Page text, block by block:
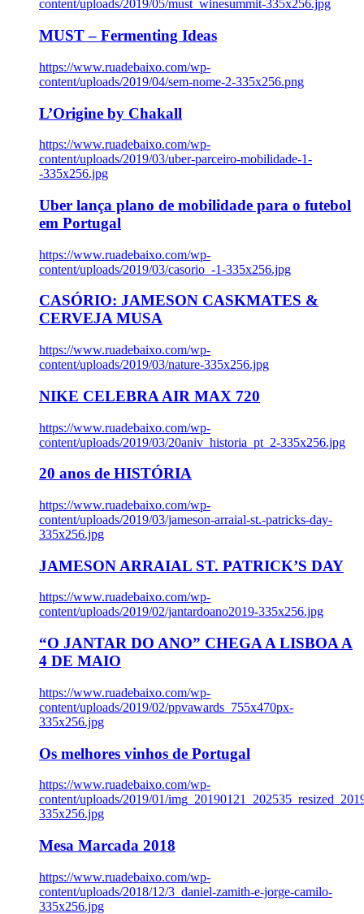
content/uploads/2019/05/must_winesummit-335x256.jpg
MUST – Fermenting Ideas
https://www.ruadebaixo.com/wp-
content/uploads/2019/04/sem-nome-2-335x256.png
L’Origine by Chakall
https://www.ruadebaixo.com/wp-
content/uploads/2019/03/uber-parceiro-mobilidade-1-
-335x256.jpg
Uber lança plano de mobilidade para o futebol
em Portugal
https://www.ruadebaixo.com/wp-
content/uploads/2019/03/casorio_-1-335x256.jpg
CASÓRIO: JAMESON CASKMATES &
CERVEJA MUSA
https://www.ruadebaixo.com/wp-
content/uploads/2019/03/nature-335x256.jpg
NIKE CELEBRA AIR MAX 720
https://www.ruadebaixo.com/wp-
content/uploads/2019/03/20aniv_historia_pt_2-335x256.jpg
20 anos de HISTÓRIA
https://www.ruadebaixo.com/wp-
content/uploads/2019/03/jameson-arraial-st.-patricks-day-
335x256.jpg
JAMESON ARRAIAL ST. PATRICK’S DAY
https://www.ruadebaixo.com/wp-
content/uploads/2019/02/jantardoano2019-335x256.jpg
“O JANTAR DO ANO” CHEGA A LISBOA A
4 DE MAIO
https://www.ruadebaixo.com/wp-
content/uploads/2019/02/ppvawards_755x470px-
335x256.jpg
Os melhores vinhos de Portugal
https://www.ruadebaixo.com/wp-
content/uploads/2019/01/
335x256.jpg
Mesa Marcada 2018
https://www.ruadebaixo.com/wp-
content/uploads/2018/12/3_daniel-zamith-e-jorge-camilo-
335x256.jpg